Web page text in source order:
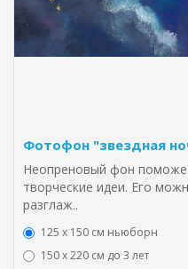
Фотофон "звездная
Неопреновый фон
творческие идеи. Его
разглаж..
125 x 150 см ньюборн
150 х 220 см до 3 лет